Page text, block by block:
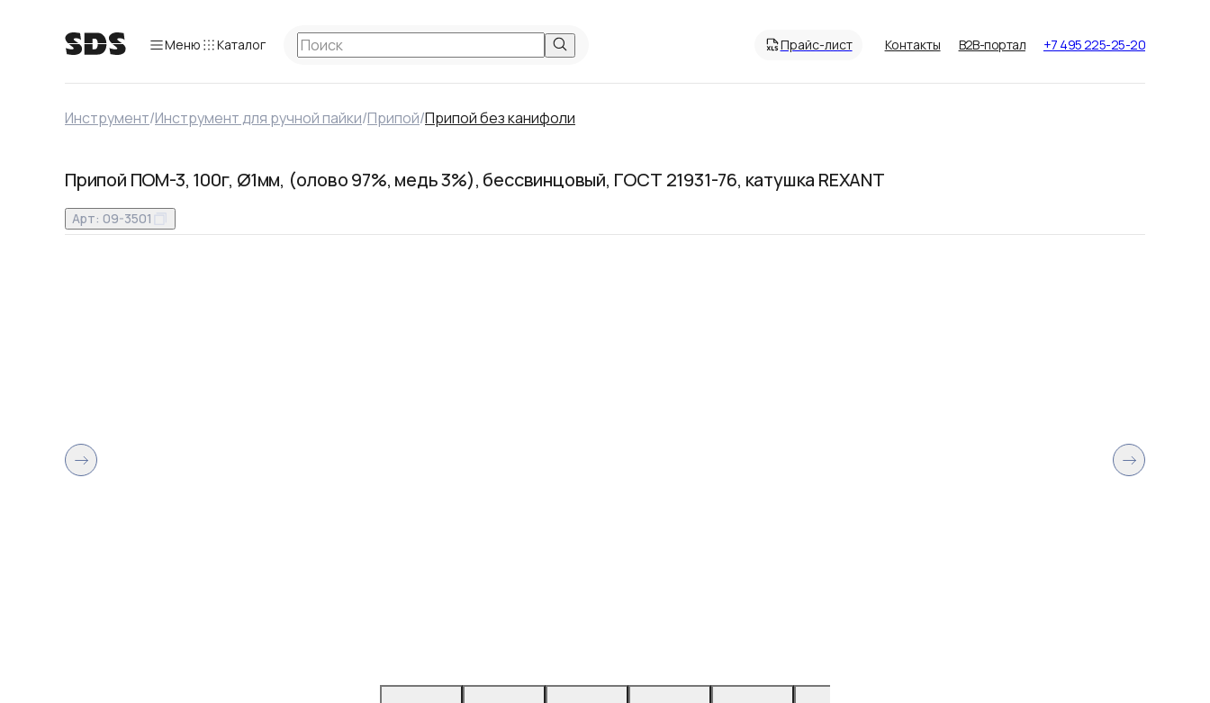
Меню Каталог Прайс-лист Контакты B2B-портал +7 495 225-25-20
Инструмент/Инструмент для ручной пайки/Припой/Припой без канифоли
Припой ПОМ-3, 100г, Ø1мм, (олово 97%, медь 3%), бессвинцовый, ГОСТ 21931-76, катушка REXANT
Арт: 09-3501